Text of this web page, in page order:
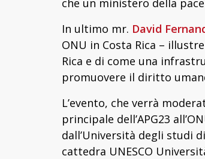
In ultimo mr. David
ONU in Costa Rica –
Rica e di come una
promuovere il diritto
L’evento, che verrà
principale dell’APG23
dall’Università degli studi
cattedra UNESCO